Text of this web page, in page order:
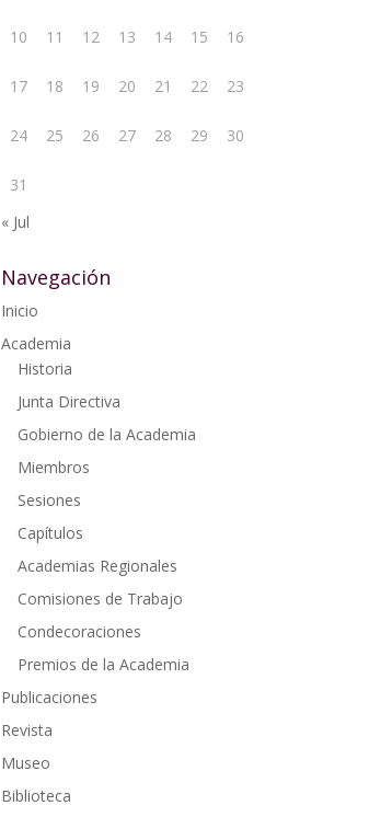
10 11 12 13 14 15 16
17 18 19 20 21 22 23
24 25 26 27 28 29 30
31
« Jul
Navegación
Inicio
Academia
Historia
Junta Directiva
Gobierno de la Academia
Miembros
Sesiones
Capítulos
Academias Regionales
Comisiones de Trabajo
Condecoraciones
Premios de la Academia
Publicaciones
Revista
Museo
Biblioteca